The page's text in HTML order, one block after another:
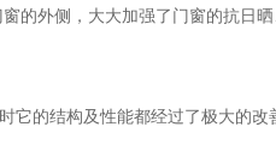
的外侧，大大加强了门窗的抗日
的结构及性能都经过了极大的改